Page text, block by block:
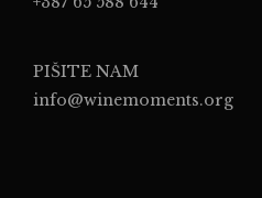
PIŠITE NAM
info@winemoments.org